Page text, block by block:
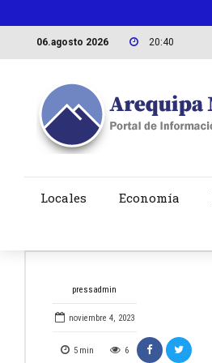
06.agosto 2026 20:40
Locales Economía
pressadmin
noviembre 4, 2023
5 min 6